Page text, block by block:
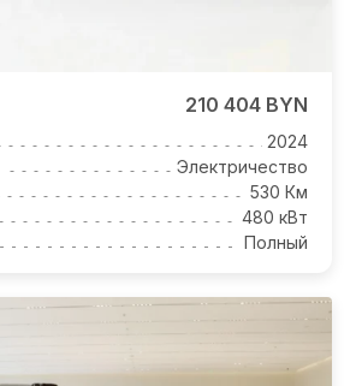
210 404 BYN
2024
Электричество
530 Км
480 кВт
Полный